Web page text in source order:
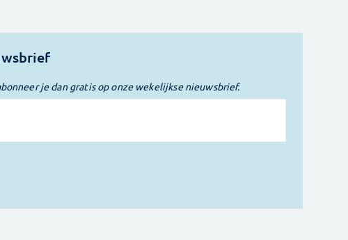
je dan gratis op onze wekelijkse nieuwsbrief.